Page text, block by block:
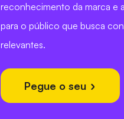
reconhecimento da marca e
para o público que busca
relevantes.
Pegue o seu